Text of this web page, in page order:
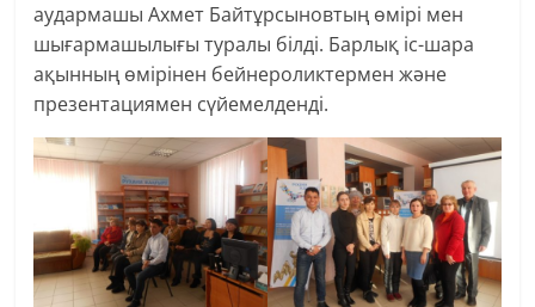
аудармашы Ахмет Байтұрсыновтың өмірі мен
шығармашылығы туралы білді. Барлық іс-шара
ақынның өмірінен бейнероликтермен және
презентациямен сүйемелденді.